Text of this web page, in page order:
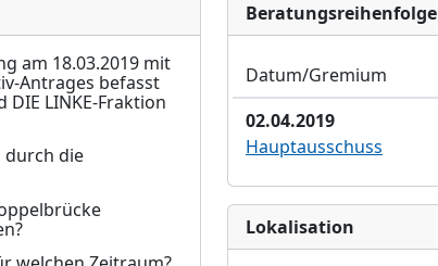
am 18.03.2019 mit
Antrages befasst
LINKE-Fraktion
durch die
Bera­tungs­reihen­folge
Datum/Gremium
02.04.2019
Hauptausschuss
Lokalisation